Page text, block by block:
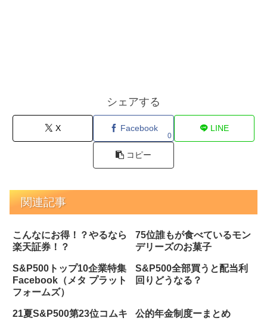
シェアする
X Facebook
0
LINE
コピー
関連記事
こんなにお得！？やるなら
楽天証券！？
75位誰もが食べているモン
デリーズのお菓子
S&P500トップ10企業特集
Facebook（メタ プラット
フォームズ）
S&P500全部買うと配当利
回りどうなる？
21夏S&P500第23位コムキ
公的年金制度ーまとめ